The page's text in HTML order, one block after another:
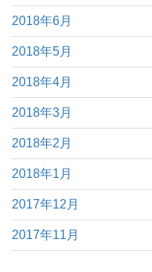
2018年6月
2018年5月
2018年4月
2018年3月
2018年2月
2018年1月
2017年12月
2017年11月